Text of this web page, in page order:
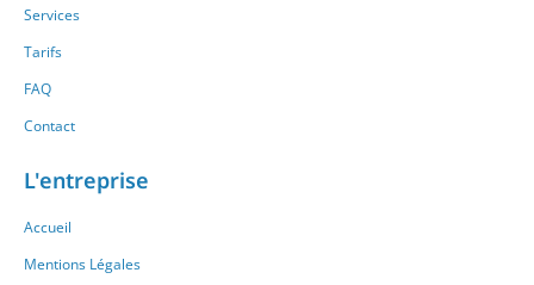
Services
Tarifs
FAQ
Contact
L'entreprise
Accueil
Mentions Légales